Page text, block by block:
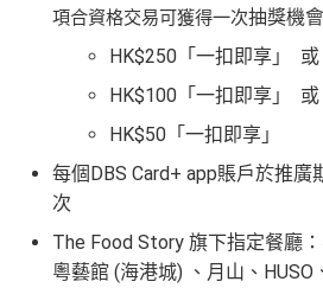
項合資格交易可獲得一次抽獎機會
HK$250「一扣即享」 或
HK$100「一扣即享」 或
HK$50「一扣即享」
每個DBS Card+ app賬戶於推廣
次
The Food Story 旗下指定餐廳
粵藝館 (海港城) 、月山、